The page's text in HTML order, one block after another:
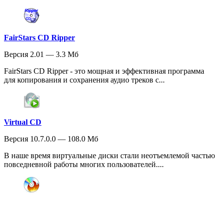
FairStars CD Ripper
Версия 2.01 — 3.3 Мб
FairStars CD Ripper - это мощная и эффективная программа
для копирования и сохранения аудио треков с...
Virtual CD
Версия 10.7.0.0 — 108.0 Мб
В наше время виртуальные диски стали неотъемлемой частью
повседневной работы многих пользователей....